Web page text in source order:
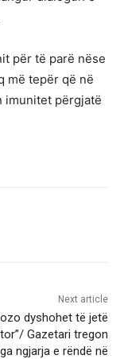
për të parë nëse
më tepër që në
imunitet përgjatë
Next article
dyshohet të jetë
Gazetari tregon
ngjarja e rëndë në